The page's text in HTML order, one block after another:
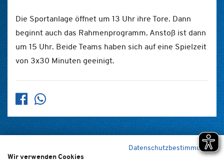
Die Sportanlage öffnet um 13 Uhr ihre Tore. Dann
beginnt auch das Rahmenprogramm. Anstoß ist dann
um 15 Uhr. Beide Teams haben sich auf eine Spielzeit
von 3x30 Minuten geeinigt.
Datenschutzbestimmungen
Wir verwenden Cookies